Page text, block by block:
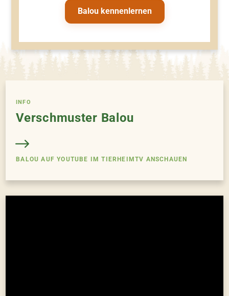
Balou kennenlernen
INFO
Verschmuster Balou
BALOU AUF YOUTUBE IM TIERHEIMTV ANSCHAUEN